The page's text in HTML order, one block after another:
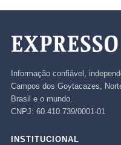
Informação confiável,
Campos dos Goytacazes,
Brasil e o mundo.
CNPJ: 60.410.739/0001-01
INSTITUCIONAL